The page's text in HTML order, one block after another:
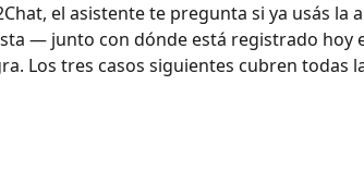
el asistente te pregunta si ya usás la
— junto con dónde está registrado hoy
Los tres casos siguientes cubren todas